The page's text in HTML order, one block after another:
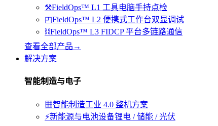
⚒FieldOps™ L1 工具电脑手持点检
◰FieldOps™ L2 便携式工作台双显调试
⛓FieldOps™ L3 FIDCP 平台多链路通信
查看全部产品 →
解决方案
智能制造与电子
▦智能制造工业 4.0 整机方案
⚡新能源与电池设备锂电 / 储能 / 光伏